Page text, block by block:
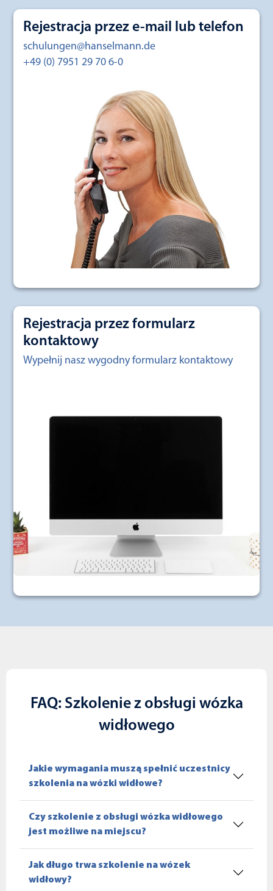
Rejestracja przez e-mail lub telefon
schulungen@hanselmann.de
+49 (0) 7951 29 70 6-0
Rejestracja przez formularz
kontaktowy
Wypełnij nasz wygodny formularz kontaktowy
FAQ: Szkolenie z obsługi wózka
widłowego
Jakie wymagania muszą spełnić uczestnicy
szkolenia na wózki widłowe?
Czy szkolenie z obsługi wózka widłowego
jest możliwe na miejscu?
Jak długo trwa szkolenie na wózek
widłowy?